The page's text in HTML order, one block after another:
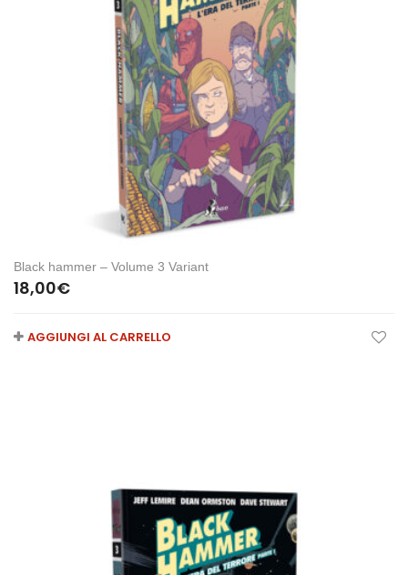
Black hammer – Volume 3 Variant
18,00€
AGGIUNGI AL CARRELLO